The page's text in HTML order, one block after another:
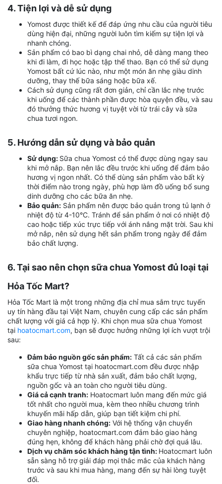
4. Tiện lợi và dễ sử dụng
Yomost được thiết kế để đáp ứng nhu cầu của người tiêu
dùng hiện đại, những người luôn tìm kiếm sự tiện lợi và
nhanh chóng.
Sản phẩm có bao bì dạng chai nhỏ, dễ dàng mang theo
khi đi làm, đi học hoặc tập thể thao. Bạn có thể sử dụng
Yomost bất cứ lúc nào, như một món ăn nhẹ giàu dinh
dưỡng, thay thế bữa sáng hoặc bữa xế.
Cách sử dụng cũng rất đơn giản, chỉ cần lắc nhẹ trước
khi uống để các thành phần được hòa quyện đều, và sau
đó thưởng thức hương vị tuyệt vời từ trái cây và sữa
chua tươi ngon.
5. Hướng dẫn sử dụng và bảo quản
Sử dụng: Sữa chua Yomost có thể được dùng ngay sau
khi mở nắp. Bạn nên lắc đều trước khi uống để đảm bảo
hương vị ngon nhất. Có thể dùng sản phẩm vào bất kỳ
thời điểm nào trong ngày, phù hợp làm đồ uống bổ sung
dinh dưỡng cho các bữa ăn nhẹ.
Bảo quản: Sản phẩm nên được bảo quản trong tủ lạnh ở
nhiệt độ từ 4-10°C. Tránh để sản phẩm ở nơi có nhiệt độ
cao hoặc tiếp xúc trực tiếp với ánh nắng mặt trời. Sau khi
mở nắp, nên sử dụng hết sản phẩm trong ngày để đảm
bảo chất lượng.
6. Tại sao nên chọn sữa chua Yomost đủ loại tại
Hỏa Tốc Mart?
Hỏa Tốc Mart là một trong những địa chỉ mua sắm trực tuyến
uy tín hàng đầu tại Việt Nam, chuyên cung cấp các sản phẩm
chất lượng với giá cả hợp lý. Khi chọn mua sữa chua Yomost
tại hoatocmart.com, bạn sẽ được hưởng những lợi ích vượt trội
sau:
Đảm bảo nguồn gốc sản phẩm: Tất cả các sản phẩm
sữa chua Yomost tại hoatocmart.com đều được nhập
khẩu trực tiếp từ nhà sản xuất, đảm bảo chất lượng,
nguồn gốc và an toàn cho người tiêu dùng.
Giá cả cạnh tranh: Hoatocmart luôn mang đến mức giá
tốt nhất cho người mua, kèm theo nhiều chương trình
khuyến mãi hấp dẫn, giúp bạn tiết kiệm chi phí.
Giao hàng nhanh chóng: Với hệ thống vận chuyển
chuyên nghiệp, hoatocmart.com đảm bảo giao hàng
đúng hẹn, không để khách hàng phải chờ đợi quá lâu.
Dịch vụ chăm sóc khách hàng tận tình: Hoatocmart luôn
sẵn sàng hỗ trợ giải đáp mọi thắc mắc của khách hàng
trước và sau khi mua hàng, mang đến sự hài lòng tuyệt
đối.